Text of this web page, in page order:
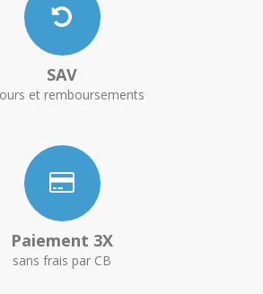
SAV
et remboursements
Paiement 3X
sans frais par CB